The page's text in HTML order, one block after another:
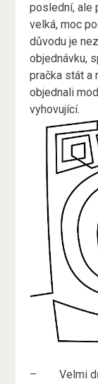
poslední, ale
velká, moc
důvodu je
objednávku,
pračka stát a
objednali
vyhovující.
–
Velmi